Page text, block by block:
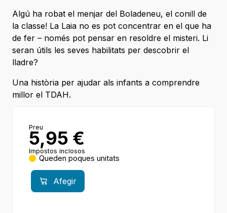
Algú ha robat el menjar del Boladeneu, el conill de
la classe! La Laia no es pot concentrar en el que ha
de fer – només pot pensar en resoldre el misteri. Li
seran útils les seves habilitats per descobrir el
lladre?
Una història per ajudar als infants a comprendre
millor el TDAH.
Preu
5,95 €
Impostos inclosos
Queden poques unitats
Afegir